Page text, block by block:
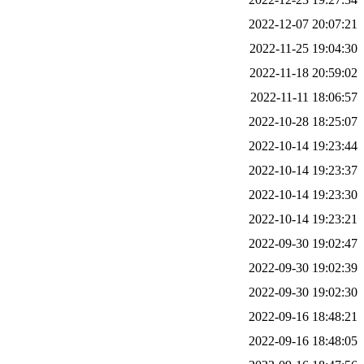
2022-12-07 20:07:21
2022-11-25 19:04:30
2022-11-18 20:59:02
2022-11-11 18:06:57
2022-10-28 18:25:07
2022-10-14 19:23:44
2022-10-14 19:23:37
2022-10-14 19:23:30
2022-10-14 19:23:21
2022-09-30 19:02:47
2022-09-30 19:02:39
2022-09-30 19:02:30
2022-09-16 18:48:21
2022-09-16 18:48:05